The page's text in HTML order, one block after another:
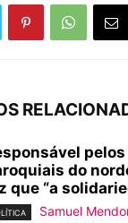
do
que “a
Samuel